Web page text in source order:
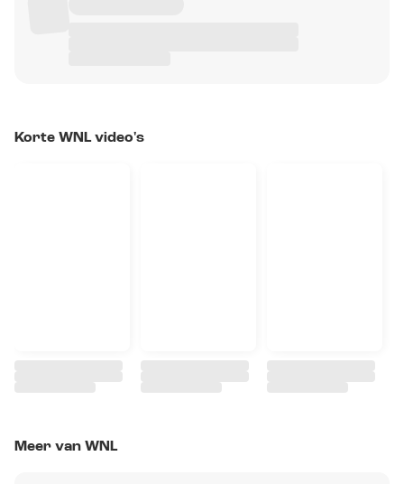
Korte WNL video's
Meer van WNL